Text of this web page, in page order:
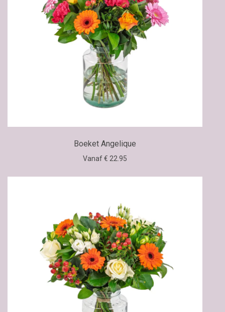
Boeket Angelique
Vanaf € 22.95